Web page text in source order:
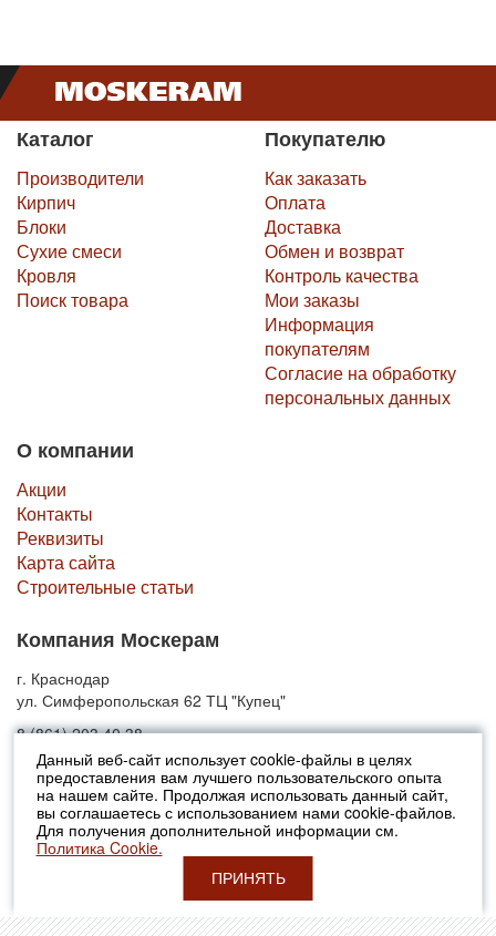
Данный веб-сайт использует cookie-файлы в целях
предоставления вам лучшего пользовательского опыта
на нашем сайте. Продолжая использовать данный сайт,
вы соглашаетесь с использованием нами cookie-файлов.
Для получения дополнительной информации см.
Политика Cookie.
ПРИНЯТЬ
Каталог
Производители
Кирпич
Блоки
Сухие смеси
Кровля
Поиск товара
Покупателю
Как заказать
Оплата
Доставка
Обмен и возврат
Контроль качества
Мои заказы
Информация
покупателям
Согласие на обработку
персональных данных
О компании
Акции
Контакты
Реквизиты
Карта сайта
Строительные статьи
Компания Москерам
г. Краснодар
ул. Симферопольская 62 ТЦ "Купец"
8 (861) 203 40 38
© 2010-2026 Москерам
Указанные на сайте цены не являются публичной офертой (ст.435 ГК
РФ).
Стоимость и наличие товара просьба уточнять в офисах продаж....